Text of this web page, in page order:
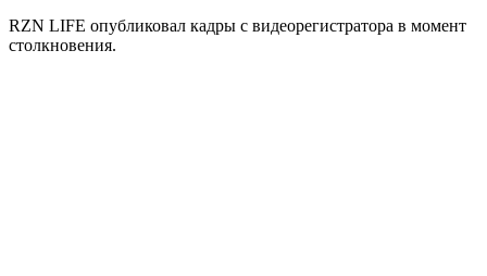
RZN LIFE опубликовал кадры с видеорегистратора в момент
столкновения.